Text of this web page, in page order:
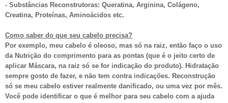
- Substâncias Reconstrutoras: Queratina, Arginina, Colágeno,
Creatina, Proteínas, Aminoácidos etc.
Como saber do que seu cabelo precisa?
Por exemplo, meu cabelo é oleoso, mas só na raiz, então faço o uso
da Nutrição do comprimento para as pontas (que é o jeito certo de
aplicar Máscara, na raiz só se for indicação do produto). Hidratação
sempre gosto de fazer, e não tem contra indicações. Reconstrução
só se meu cabelo estiver realmente danificado, ou uma vez por mês.
Você pode identificar o que é melhor para seu cabelo com a ajuda